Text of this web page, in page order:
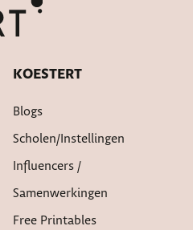
KOESTERT
Blogs
Scholen/instellingen
Influencers /
Samenwerkingen
Free Printables